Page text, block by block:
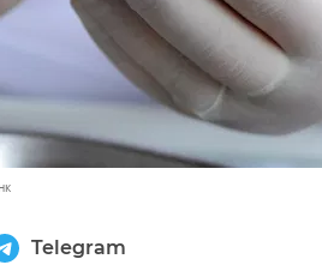
Telegram